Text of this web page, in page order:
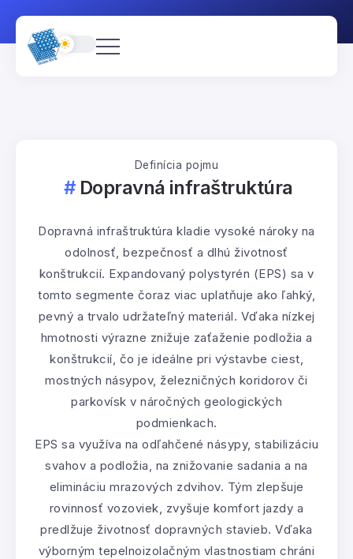
Definícia pojmu
Dopravná infraštruktúra
Dopravná infraštruktúra kladie vysoké nároky na
odolnosť, bezpečnosť a dlhú životnosť
konštrukcií. Expandovaný polystyrén (EPS) sa v
tomto segmente čoraz viac uplatňuje ako ľahký,
pevný a trvalo udržateľný materiál. Vďaka nízkej
hmotnosti výrazne znižuje zaťaženie podložia a
konštrukcií, čo je ideálne pri výstavbe ciest,
mostných násypov, železničných koridorov či
parkovísk v náročných geologických
podmienkach.
EPS sa využíva na odľahčené násypy, stabilizáciu
svahov a podložia, na znižovanie sadania a na
elimináciu mrazových zdvihov. Tým zlepšuje
rovinnosť vozoviek, zvyšuje komfort jazdy a
predlžuje životnosť dopravných stavieb. Vďaka
výborným tepelnoizolačným vlastnostiam chráni